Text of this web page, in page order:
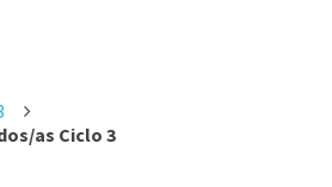
as Ciclo 3